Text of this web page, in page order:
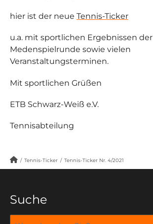
hier ist der neue Tennis-Ticker
u.a. mit sportlichen Ergebnissen der
Medenspielrunde sowie vielen
Veranstaltungsterminen.
Mit sportlichen Grüßen
ETB Schwarz-Weiß e.V.
Tennisabteilung
/ Tennis-Ticker / Tennis-Ticker Nr. 4/2021
Suche